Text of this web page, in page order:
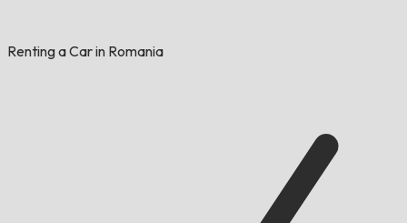
Renting a Car in Romania